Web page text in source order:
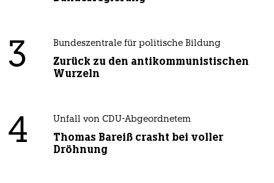
3 Bundeszentrale für politische Bildung
Zurück zu den antikommunistischen
Wurzeln
4 Unfall von CDU-Abgeordnetem
Thomas Bareiß crasht bei voller
Dröhnung